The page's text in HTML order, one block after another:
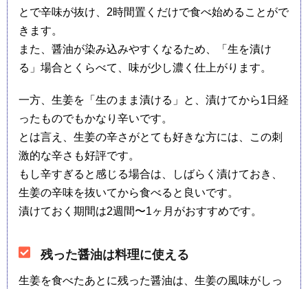
とで辛味が抜け、2時間置くだけで食べ始めることがで
きます。
また、醤油が染み込みやすくなるため、「生を漬け
る」場合とくらべて、味が少し濃く仕上がります。
一方、生姜を「生のまま漬ける」と、漬けてから1日経
ったものでもかなり辛いです。
とは言え、生姜の辛さがとても好きな方には、この刺
激的な辛さも好評です。
もし辛すぎると感じる場合は、しばらく漬けておき、
生姜の辛味を抜いてから食べると良いです。
漬けておく期間は2週間〜1ヶ月がおすすめです。
残った醤油は料理に使える
生姜を食べたあとに残った醤油は、生姜の風味がしっ